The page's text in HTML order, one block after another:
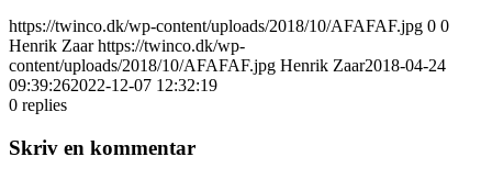
https://twinco.dk/wp-content/uploads/2018/10/AFAFAF.jpg 0 0
Henrik Zaar https://twinco.dk/wp-
content/uploads/2018/10/AFAFAF.jpg Henrik Zaar2018-04-24
09:39:262022-12-07 12:32:19
0 replies
Skriv en kommentar